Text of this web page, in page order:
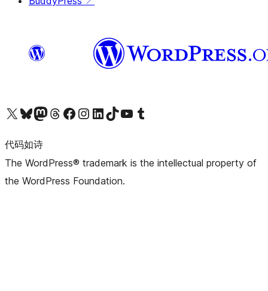
关注我们的 X（原 Twitter）账号访问我们的 Bluesky 账号关注我们的 Mastodon 账号访问我们的 Threads 账号 访问我们的 Facebook 公共主页关注我们的 Instagram 账号 关注我们的 LinkedIn 主页访问我们的 TikTok 账号访问我们的 YouTube 频道 访问我们的 Tumblr 账号
代码如诗
The WordPress® trademark is the intellectual property of
the WordPress Foundation.